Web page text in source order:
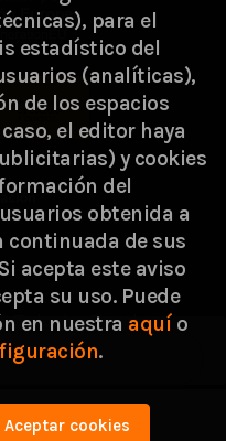
. Todos los Derechos
Trevenque
para el
estadístico del
(analíticas),
de los espacios
el editor haya
y cookies
del
obtenida a
continuada de sus
acepta este aviso
su uso. Puede
en nuestra aquío
.
Aceptar cookies